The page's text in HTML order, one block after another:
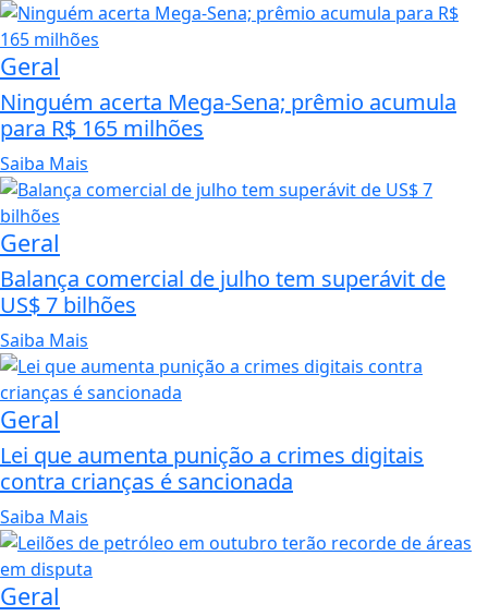
Geral
Ninguém acerta Mega-Sena; prêmio acumula
para R$ 165 milhões
Saiba Mais
Geral
Balança comercial de julho tem superávit de
US$ 7 bilhões
Saiba Mais
Geral
Lei que aumenta punição a crimes digitais
contra crianças é sancionada
Saiba Mais
Geral